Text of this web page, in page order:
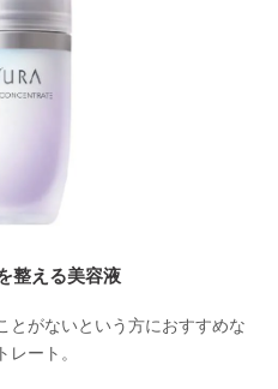
整える美容液
とがないという方におすすめな
ート。